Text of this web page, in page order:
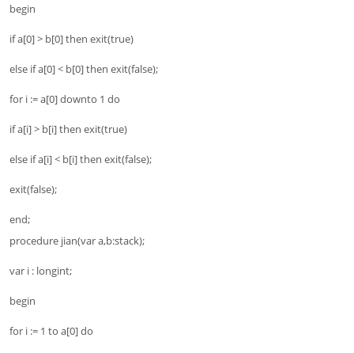
begin
if a[0] > b[0] then exit(true)
else if a[0] < b[0] then exit(false);
for i := a[0] downto 1 do
if a[i] > b[i] then exit(true)
else if a[i] < b[i] then exit(false);
exit(false);
end;
procedure jian(var a,b:stack);
var i : longint;
begin
for i := 1 to a[0] do